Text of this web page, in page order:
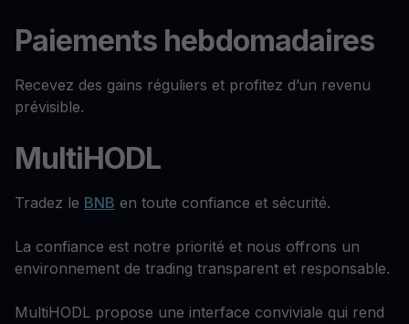
Paiements hebdomadaires
Recevez des gains réguliers et profitez d’un revenu
prévisible.
MultiHODL
Tradez le BNB en toute confiance et sécurité.
La confiance est notre priorité et nous offrons un
environnement de trading transparent et responsable.
MultiHODL propose une interface conviviale qui rend